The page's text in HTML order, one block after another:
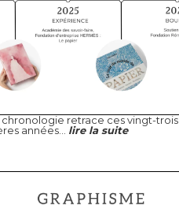
retrace ces vingt-trois
années... lire la suite